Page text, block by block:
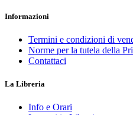
Informazioni
Termini e condizioni di
Norme per la tutela della
Contattaci
La Libreria
Info e Orari